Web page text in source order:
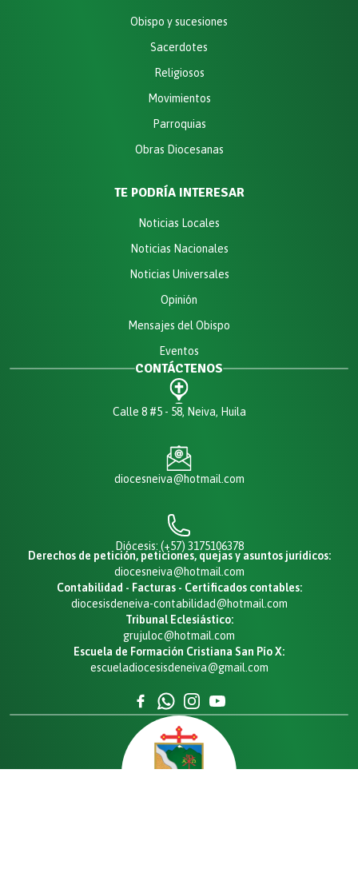
Obispo y sucesiones
Sacerdotes
Religiosos
Movimientos
Parroquias
Obras Diocesanas
TE PODRÍA INTERESAR
Noticias Locales
Noticias Nacionales
Noticias Universales
Opinión
Mensajes del Obispo
Eventos
CONTÁCTENOS
Calle 8 #5 - 58, Neiva, Huila
diocesneiva@hotmail.com
Diócesis: (+57) 3175106378
Derechos de petición, peticiones, quejas y asuntos jurídicos:
diocesneiva@hotmail.com
Contabilidad - Facturas - Certificados contables:
diocesisdeneiva-contabilidad@hotmail.com
Tribunal Eclesiástico:
grujuloc@hotmail.com
Escuela de Formación Cristiana San Pío X:
escueladiocesisdeneiva@gmail.com